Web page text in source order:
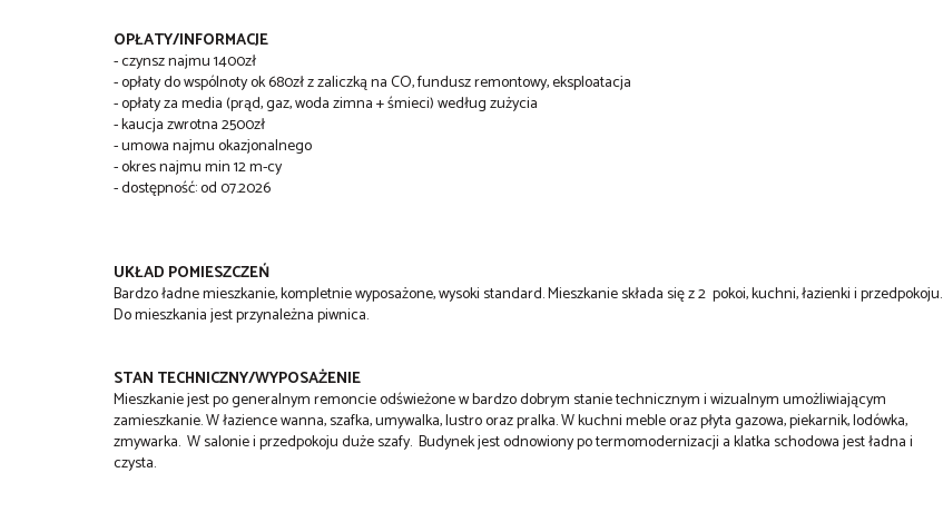
OPŁATY/INFORMACJE
- czynsz najmu 1400zł
- opłaty do wspólnoty ok 680zł z zaliczką na CO, fundusz remontowy, eksploatacja
- opłaty za media (prąd, gaz, woda zimna + śmieci) według zużycia
- kaucja zwrotna 2500zł
- umowa najmu okazjonalnego
- okres najmu min 12 m-cy
- dostępność: od 07.2026
UKŁAD POMIESZCZEŃ
Bardzo ładne mieszkanie, kompletnie wyposażone, wysoki standard. Mieszkanie składa się z 2 pokoi, kuchni, łazienki i przedpokoju.
Do mieszkania jest przynależna piwnica.
STAN TECHNICZNY/WYPOSAŻENIE
Mieszkanie jest po generalnym remoncie odświeżone w bardzo dobrym stanie technicznym i wizualnym umożliwiającym
zamieszkanie. W łazience wanna, szafka, umywalka, lustro oraz pralka. W kuchni meble oraz płyta gazowa, piekarnik, lodówka,
zmywarka. W salonie i przedpokoju duże szafy. Budynek jest odnowiony po termomodernizacji a klatka schodowa jest ładna i
czysta.